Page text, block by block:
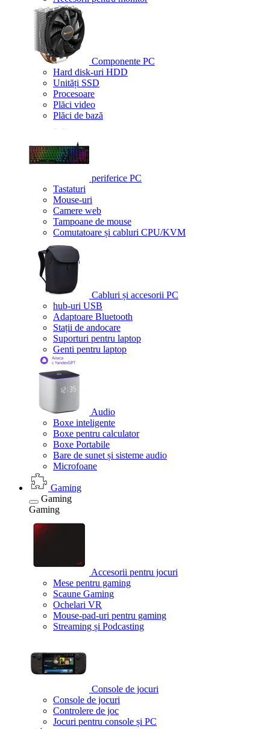
Componente PC
Hard disk-uri HDD
Unități SSD
Procesoare
Plăci video
Plăci de bază
periferice PC
Tastaturi
Mouse-uri
Camere web
Tampoane de mouse
Comutatoare și cabluri CPU/KVM
Cabluri și accesorii PC
hub-uri USB
Adaptoare Bluetooth
Stații de andocare
Suporturi pentru laptop
Genti pentru laptop
Audio
Boxe inteligente
Boxe pentru calculator
Boxe Portabile
Bare de sunet și sisteme audio
Microfoane
Gaming
Gaming
Gaming
Accesorii pentru jocuri
Mese pentru gaming
Scaune Gaming
Ochelari VR
Mouse-pad-uri pentru gaming
Streaming și Podcasting
Console de jocuri
Console de jocuri
Controlere de joc
Jocuri pentru console și PC